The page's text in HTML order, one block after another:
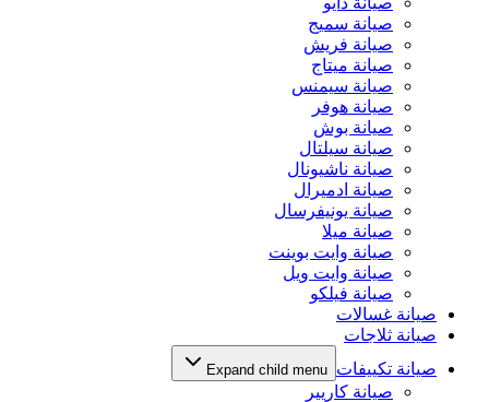
صيانة سميج
صيانة فريش
صيانة ميتاج
صيانة سيمنس
صيانة هوفر
صيانة بوش
صيانة سيلتال
صيانة ناشيونال
صيانة ادميرال
صيانة يونيفرسال
صيانة ميلا
صيانة وايت بوينت
صيانة وايت ويل
صيانة فيلكو
صيانة غسالات
صيانة ثلاجات
صيانة تكييفات Expand child menu
صيانة كاريير